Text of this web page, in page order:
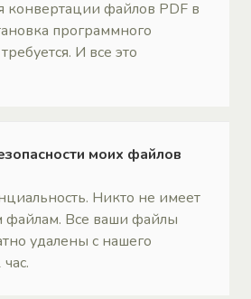
конвертации файлов PDF в
программного
И все это
моих файлов
Никто не имеет
файлам. Все ваши файлы
удалены с нашего